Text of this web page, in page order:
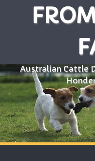
Australian Cattle